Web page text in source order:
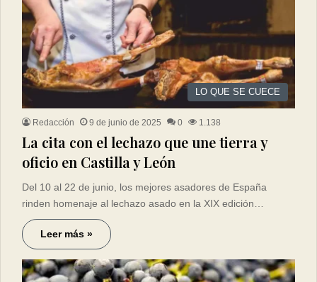
LO QUE SE CUECE
Redacción 9 de junio de 2025 0 1.138
La cita con el lechazo que une tierra y
oficio en Castilla y León
Del 10 al 22 de junio, los mejores asadores de España
rinden homenaje al lechazo asado en la XIX edición…
Leer más »